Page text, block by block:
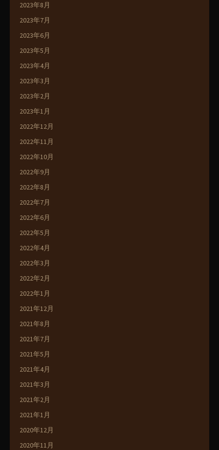
2023年8月
2023年7月
2023年6月
2023年5月
2023年4月
2023年3月
2023年2月
2023年1月
2022年12月
2022年11月
2022年10月
2022年9月
2022年8月
2022年7月
2022年6月
2022年5月
2022年4月
2022年3月
2022年2月
2022年1月
2021年12月
2021年8月
2021年7月
2021年5月
2021年4月
2021年3月
2021年2月
2021年1月
2020年12月
2020年11月